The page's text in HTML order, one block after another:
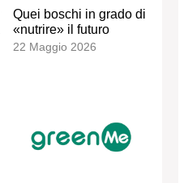
Quei boschi in grado di
«nutrire» il futuro
22 Maggio 2026